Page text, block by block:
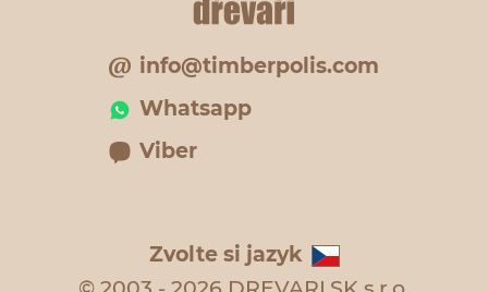
info@timberpolis.com
Whatsapp
Viber
Zvolte si jazyk